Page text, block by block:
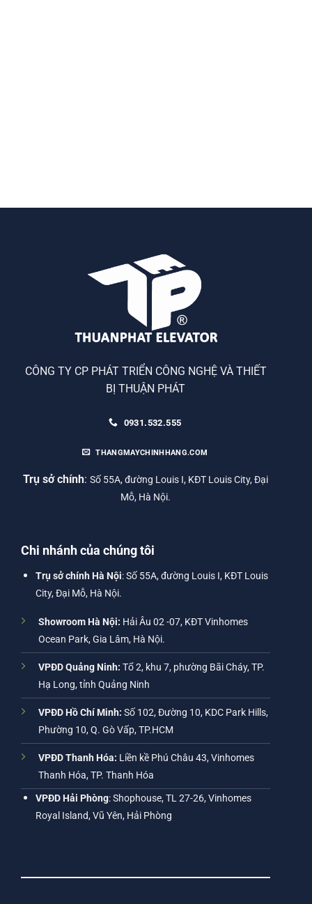
CÔNG TY CP PHÁT TRIỂN CÔNG NGHỆ VÀ THIẾT
BỊ THUẬN PHÁT
0931.532.555
THANGMAYCHINHHANG.COM
Trụ sở chính: Số 55A, đường Louis I, KĐT Louis City, Đại
Mỗ, Hà Nội.
Chi nhánh của chúng tôi
Trụ sở chính Hà Nội: Số 55A, đường Louis I, KĐT Louis
City, Đại Mỗ, Hà Nội.
Showroom Hà Nội: Hải Âu 02 -07, KĐT Vinhomes
Ocean Park, Gia Lâm, Hà Nội.
VPĐD Quảng Ninh: Tổ 2, khu 7, phường Bãi Cháy, TP.
Hạ Long, tỉnh Quảng Ninh
VPĐD Hồ Chí Minh: Số 102, Đường 10, KDC Park Hills,
Phường 10, Q. Gò Vấp, TP.HCM
VPĐD Thanh Hóa: Liền kề Phú Châu 43, Vinhomes
Thanh Hóa, TP. Thanh Hóa
VPĐD Hải Phòng: Shophouse, TL 27-26, Vinhomes
Royal Island, Vũ Yên, Hải Phòng